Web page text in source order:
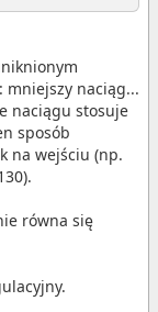
naciąg...
naciągu stosuje
sposób
na wejściu (np.
równa się